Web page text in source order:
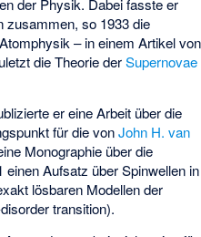
der Physik. Dabei fasste er
zusammen, so 1933 die
– in einem Artikel von
die Theorie derSupernovae
er eine Arbeit über die
für die vonJohn H. van
Monographie über die
Aufsatz über Spinwellen in
lösbaren Modellen der
transition).